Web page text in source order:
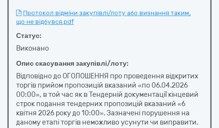
Протокол відміни закупівлі/лоту або визнання таким,
що не відбувся.pdf
Статус:
Виконано
Опис скасування закупівлі/лоту:
Відповідно до ОГОЛОШЕННЯ про проведення відкритих
торгів прийом пропозицій вказаний «по 06.04.2026
00:00», в той час як в Тендерній документації кінцевий
строк подання тендерних пропозицій вказаний «6
квітня 2026 року до 10:00». Зазначені порушення на
даному етапі торгів неможливо усунути чи виправити.